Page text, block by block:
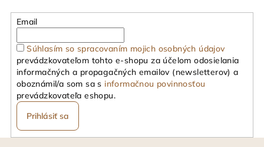
Email
Súhlasím so spracovaním mojich osobných údajov
prevádzkovateľom tohto e-shopu za účelom odosielania
informačných a propagačných emailov (newsletterov) a
oboznámil/a som sa s informačnou povinnosťou
prevádzkovateľa eshopu.
Prihlásiť sa